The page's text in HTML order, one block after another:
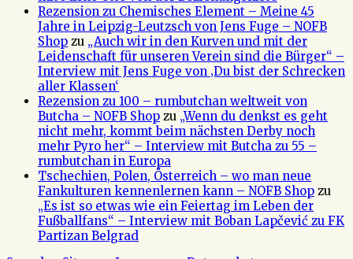
Rezension zu Chemisches Element – Meine 45
Jahre in Leipzig-Leutzsch von Jens Fuge – NOFB
Shop zu „Auch wir in den Kurven und mit der
Leidenschaft für unseren Verein sind die Bürger“ –
Interview mit Jens Fuge von ‚Du bist der Schrecken
aller Klassen‘
Rezension zu 100 – rumbutchan weltweit von
Butcha – NOFB Shop zu „Wenn du denkst es geht
nicht mehr, kommt beim nächsten Derby noch
mehr Pyro her“ – Interview mit Butcha zu 55 –
rumbutchan in Europa
Tschechien, Polen, Österreich – wo man neue
Fankulturen kennenlernen kann – NOFB Shop zu
„Es ist so etwas wie ein Feiertag im Leben der
Fußballfans“ – Interview mit Boban Lapčević zu FK
Partizan Belgrad